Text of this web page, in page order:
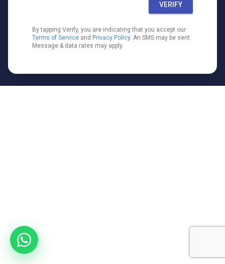
VERIFY
By tapping Verify, you are indicating that you accept our
Terms of Service and Privacy Policy. An SMS may be sent.
Message & data rates may apply.